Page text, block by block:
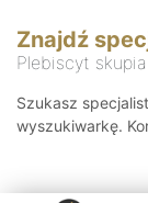
Znajdź
Plebiscyt
Szukasz
wyszukiwarkę.